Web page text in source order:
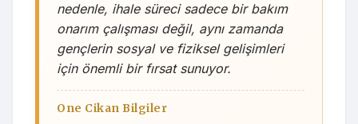
nedenle, ihale süreci sadece bir bakım
onarım çalışması değil, aynı zamanda
gençlerin sosyal ve fiziksel gelişimleri
için önemli bir fırsat sunuyor.
One Cikan Bilgiler